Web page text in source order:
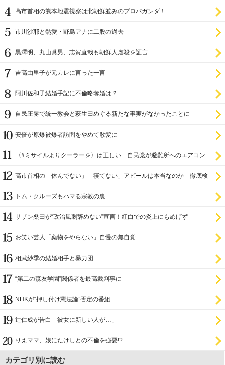
高市首相の熊本地震視察は北朝鮮並みのプロパガンダ！
市川沙耶と熱愛・野島アナに二股の過去
黒澤明、丸山眞男、志賀直哉も朝鮮人虐殺を証言
吉高由里子が元カレに言った一言
阿川佐和子結婚手記に不倫略奪婚は？
自民圧勝で統一教会と萩生田めぐる新たな事実がなかったことに
安倍が原爆被爆者訪問をやめて散髪に
〈#ミサイルよりクーラーを〉は正しい 自民党が避難所へのエアコン
高市首相の「休んでない」「寝てない」アピールは本当なのか 徹底検
トム・クルーズもハマる宗教の裏
サザン桑田が“政治風刺辞めない”宣言！紅白での炎上にもめげず
お笑い芸人「薬物をやらない」自慢の無自覚
相武紗季の結婚相手と暴力団
“第二の森友学園”関係者を最高裁判事に
NHKが“押し付け憲法論”否定の番組
辻仁成が告白「彼女に新しい人が…」
りえママ、娘にたけしとの不倫を強要!?
カテゴリ別に読む